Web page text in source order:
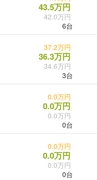
43.5万円
42.0万円
6台
37.2万円
36.3万円
34.6万円
3台
0.0万円
0.0万円
0.0万円
0台
0.0万円
0.0万円
0.0万円
0台